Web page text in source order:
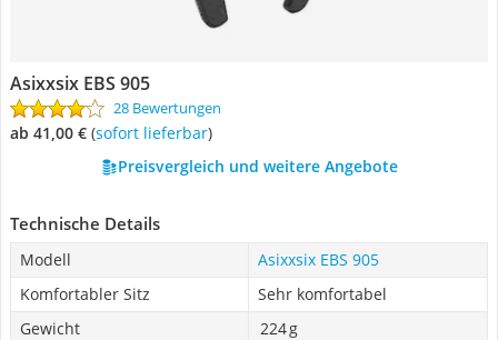
Asixxsix EBS 905
28 Bewertungen
ab 41,00 € ( Sofort lieferbar)
Preisvergleich und weitere Angebote
Technische Details
Modell
Asixxsix EBS 905
Komfortabler Sitz
Sehr komfortabel
Gewicht
224 g